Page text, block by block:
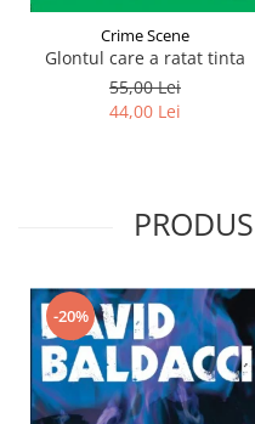
Crime Scene
Glontul care a ratat tinta
55,00 Lei
44,00 Lei
-20%